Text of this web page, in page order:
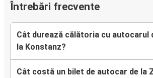
Întrebări frecvente
Cât durează călătoria cu autocarul
la Konstanz?
Cât costă un bilet de autocar de la